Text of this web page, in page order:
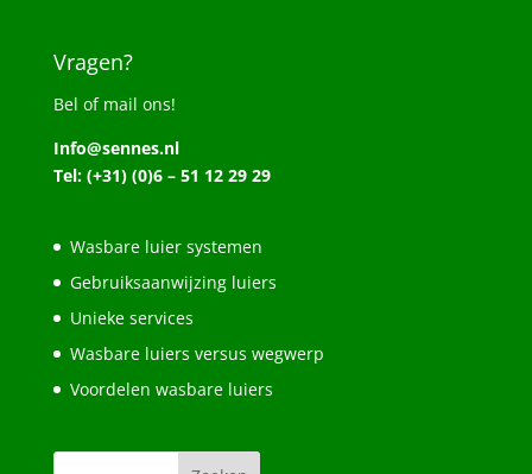
Vragen?
Bel of mail ons!
Info@sennes.nl
Tel: (+31) (0)6 – 51 12 29 29
Wasbare luier systemen
Gebruiksaanwijzing luiers
Unieke services
Wasbare luiers versus wegwerp
Voordelen wasbare luiers